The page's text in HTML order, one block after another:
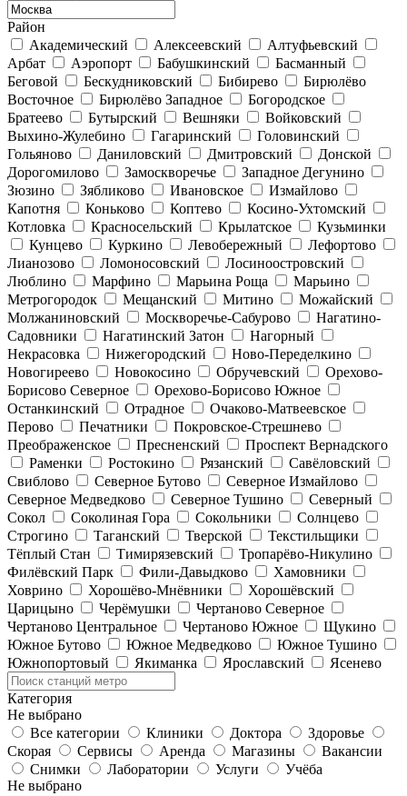
Район
Академический
Алексеевский
Алтуфьевский
Арбат
Аэропорт Бабушкинский
Басманный
Беговой
Бескудниковский Бибирево
Бирюлёво
Восточное
Бирюлёво Западное
Богородское
Братеево
Бутырский Вешняки
Войковский
Выхино-Жулебино
Гагаринский
Головинский
Гольяново
Даниловский Дмитровский
Донской
Дорогомилово
Замоскворечье
Западное Дегунино
Зюзино
Зябликово Ивановское
Измайлово
Капотня
Коньково Коптево
Косино-Ухтомский
Котловка
Красносельский Крылатское
Кузьминки
Кунцево
Куркино Левобережный
Лефортово
Лианозово
Ломоносовский
Лосиноостровский
Люблино
Марфино Марьина Роща
Марьино
Метрогородок
Мещанский Митино
Можайский
Молжаниновский
Москворечье-Сабурово
Нагатино-
Садовники
Нагатинский Затон
Нагорный
Некрасовка
Нижегородский
Ново-Переделкино
Новогиреево
Новокосино Обручевский
Орехово-
Борисово Северное
Орехово-Борисово Южное
Останкинский
Отрадное
Очаково-Матвеевское
Перово
Печатники
Покровское-Стрешнево
Преображенское
Пресненский
Проспект Вернадского
Раменки
Ростокино Рязанский
Савёловский
Свиблово
Северное Бутово
Северное Измайлово
Северное Медведково
Северное Тушино
Северный
Сокол
Соколиная Гора Сокольники
Солнцево
Строгино
Таганский Тверской
Текстильщики
Тёплый Стан
Тимирязевский
Тропарёво-Никулино
Филёвский Парк
Фили-Давыдково
Хамовники
Ховрино
Хорошёво-Мнёвники
Хорошёвский
Царицыно
Черёмушки
Чертаново Северное
Чертаново Центральное
Чертаново Южное
Щукино
Южное Бутово
Южное Медведково
Южное Тушино
Южнопортовый
Якиманка Ярославский Ясенево
Категория
Не выбрано
Все категории
Клиники Доктора
Здоровье
Скорая
Сервисы Аренда Магазины
Вакансии
Снимки
Лаборатории Услуги
Учёба
Не выбрано